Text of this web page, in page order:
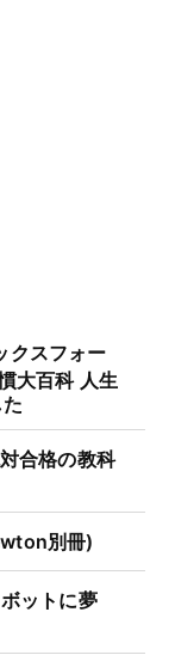
クスフォー
大百科 人生
合格の教科
別冊)
ットに夢